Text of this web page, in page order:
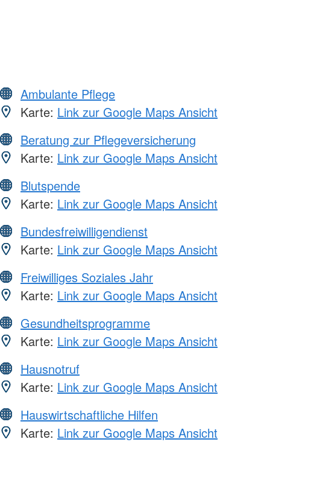
Ambulante Pflege
Karte: Link zur Google Maps Ansicht
Beratung zur Pflegeversicherung
Karte: Link zur Google Maps Ansicht
Blutspende
Karte: Link zur Google Maps Ansicht
Bundesfreiwilligendienst
Karte: Link zur Google Maps Ansicht
Freiwilliges Soziales Jahr
Karte: Link zur Google Maps Ansicht
Gesundheitsprogramme
Karte: Link zur Google Maps Ansicht
Hausnotruf
Karte: Link zur Google Maps Ansicht
Hauswirtschaftliche Hilfen
Karte: Link zur Google Maps Ansicht